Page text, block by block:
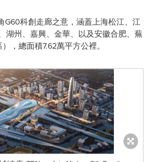
G60科創走廊之意，涵蓋上海松江、江
湖州、嘉興、金華、以及安徽合肥、蕪
，總面積7.62萬平方公裡。